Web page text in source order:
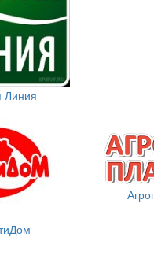
Линия